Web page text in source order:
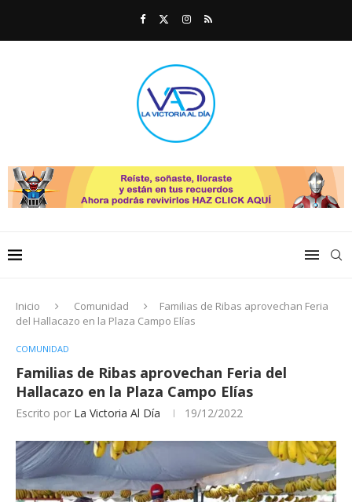
Inicio Comunidad
Familias de Ribas aprovechan Feria
del Hallacazo en la Plaza Campo Elías
COMUNIDAD
Familias de Ribas aprovechan Feria del
Hallacazo en la Plaza Campo Elías
Escrito por La Victoria Al Día 19/12/2022